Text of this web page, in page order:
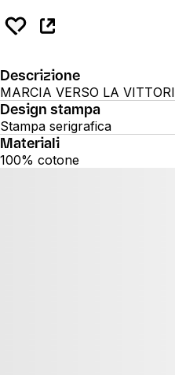
Descrizione
MARCIA VERSO LA
Design stampa
Stampa serigrafica
Materiali
100% cotone